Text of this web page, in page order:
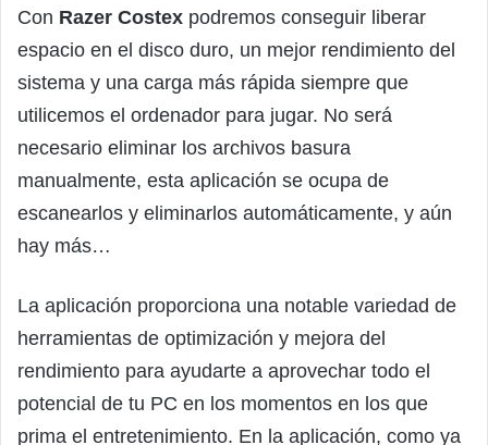
Con Razer Costex podremos conseguir liberar
espacio en el disco duro, un mejor rendimiento del
sistema y una carga más rápida siempre que
utilicemos el ordenador para jugar. No será
necesario eliminar los archivos basura
manualmente, esta aplicación se ocupa de
escanearlos y eliminarlos automáticamente, y aún
hay más…
La aplicación proporciona una notable variedad de
herramientas de optimización y mejora del
rendimiento para ayudarte a aprovechar todo el
potencial de tu PC en los momentos en los que
prima el entretenimiento. En la aplicación, como ya